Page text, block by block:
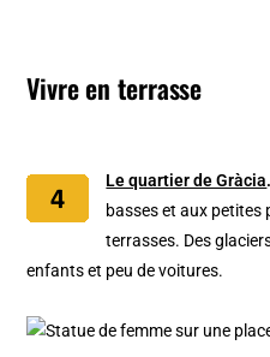
Vivre en terrasse
Le quartier de Gràcia.
basses et aux petites
terrasses. Des
enfants et peu de voitures.